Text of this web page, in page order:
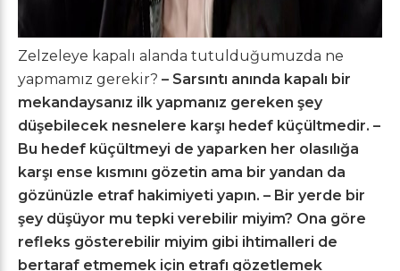
Zelzeleye kapalı alanda tutulduğumuzda ne
yapmamız gerekir? – Sarsıntı anında kapalı bir
mekandaysanız ilk yapmanız gereken şey
düşebilecek nesnelere karşı hedef küçültmedir. –
Bu hedef küçültmeyi de yaparken her olasılığa
karşı ense kısmını gözetin ama bir yandan da
gözünüzle etraf hakimiyeti yapın. – Bir yerde bir
şey düşüyor mu tepki verebilir miyim? Ona göre
refleks gösterebilir miyim gibi ihtimalleri de
bertaraf etmemek için etrafı gözetlemek